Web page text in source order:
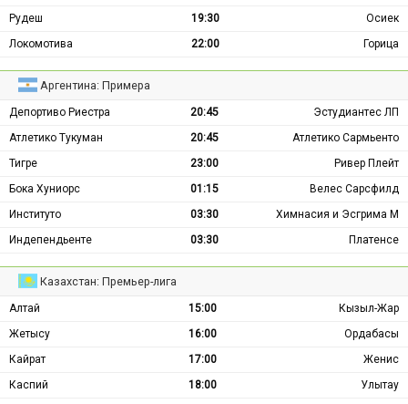
Рудеш
19:30
Осиек
Локомотива
22:00 Горица
Аргентина: Примера
Депортиво Риестра 20:45
Эстудиантес ЛП
Атлетико Тукуман
20:45
Атлетико Сармьенто
Тигре
23:00
Ривер Плейт
Бока Хуниорс
01:15
Велес Сарсфилд
Институто
03:30
Химнасия и Эсгрима М
Индепендьенте
03:30 Платенсе
Казахстан: Премьер-лига
Алтай 15:00
Кызыл-Жар
Жетысу
16:00
Ордабасы
Кайрат
17:00
Женис
Каспий
18:00 Улытау